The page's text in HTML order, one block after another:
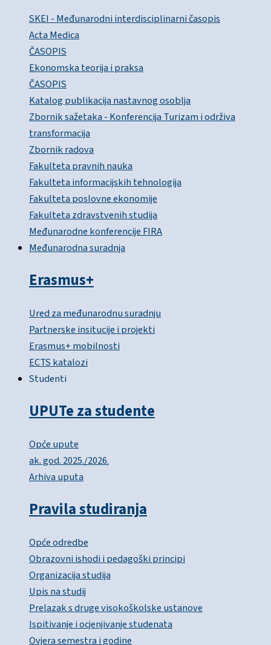
SKEI - Međunarodni interdisciplinarni časopis
Acta Medica
ČASOPIS
Ekonomska teorija i praksa
ČASOPIS
Katalog publikacija nastavnog osoblja
Zbornik sažetaka - Konferencija Turizam i održiva
transformacija
Zbornik radova
Fakulteta pravnih nauka
Fakulteta informacijskih tehnologija
Fakulteta poslovne ekonomije
Fakulteta zdravstvenih studija
Međunarodne konferencije FIRA
Međunarodna suradnja
Erasmus+
Ured za međunarodnu suradnju
Partnerske insitucije i projekti
Erasmus+ mobilnosti
ECTS katalozi
Studenti
UPUTe za studente
Opće upute
ak. god. 2025./2026.
Arhiva uputa
Pravila studiranja
Opće odredbe
Obrazovni ishodi i pedagoški principi
Organizacija studija
Upis na studij
Prelazak s druge visokoškolske ustanove
Ispitivanje i ocjenjivanje studenata
Ovjera semestra i godine